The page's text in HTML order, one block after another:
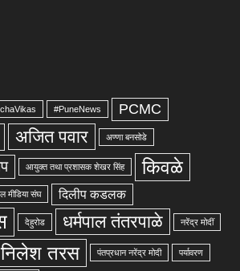
#PuneNews PCMC
अजित पवार अण्णा बनसोडे
आयुक्त तथा प्रशासक शेखर सिंह किवळे
मीडिया संघ दिलीप कडलक
देहुरोड धर्मपाल तंतरपाळे नरेंद्र मोदीं
निलेश तरस पंतप्रधान नरेंद्र मोदी पर्यावरण